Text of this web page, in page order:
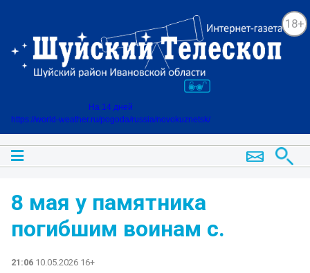
18+
На 14 дней
https://world-weather.ru/pogoda/russia/novokuznetsk/
8 мая у памятника
погибшим воинам с.
21:06 10.05.2026 16+